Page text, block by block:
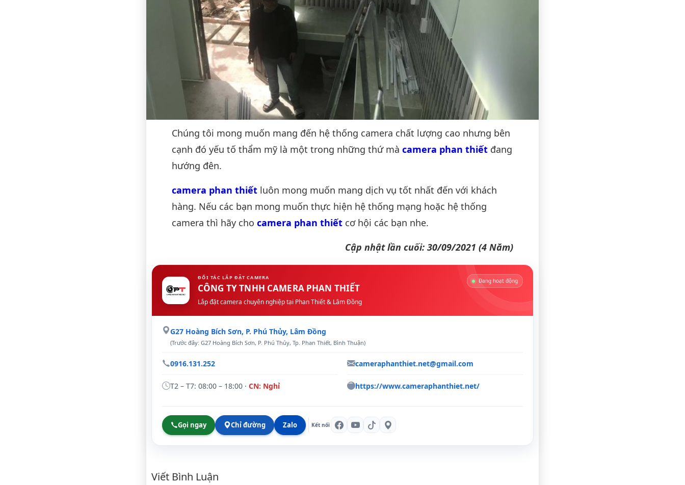
Chúng tôi mong muốn mang đến hệ thống camera chất lượng cao nhưng bên
cạnh đó yếu tố thẩm mỹ là một trong những thứ mà camera phan thiết đang
hướng đên.
camera phan thiết luôn mong muốn mang dịch vụ tốt nhất đến với khách
hàng. Nếu các bạn mong muốn thực hiện hệ thống mạng hoặc hệ thống
camera thì hãy cho camera phan thiết cơ hội các bạn nhe.
Cập nhật lần cuối: 30/09/2021 (4 Năm)
ĐỐI TÁC LẮP ĐẶT CAMERA
CÔNG TY TNHH CAMERA PHAN THIẾT
Lắp đặt camera chuyên nghiệp tại Phan Thiết & Lâm Đồng
Đang hoạt động
G27 Hoàng Bích Sơn, P. Phú Thủy, Lâm Đồng
(Trước đây: G27 Hoàng Bích Sơn, P. Phú Thủy, Tp. Phan Thiết, Bình Thuận)
0916.131.252 cameraphanthiet.net@gmail.com
T2 – T7: 08:00 – 18:00 · CN: Nghỉ https://www.cameraphanthiet.net/
Gọi ngay Chỉ đường Zalo
Bình luận
Viết Bình Luận